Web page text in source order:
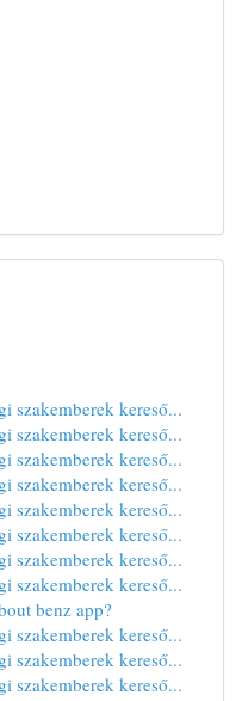
szakemberek kereső...
szakemberek kereső...
szakemberek kereső...
szakemberek kereső...
szakemberek kereső...
szakemberek kereső...
szakemberek kereső...
szakemberek kereső...
benz app?
szakemberek kereső...
szakemberek kereső...
szakemberek kereső...